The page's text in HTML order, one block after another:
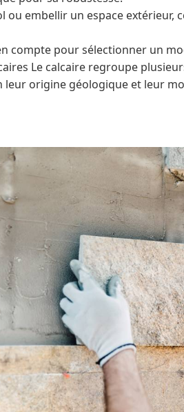
ou embellir un espace extérieur,
compte pour sélectionner un
Le calcaire regroupe
leur origine géologique et leur